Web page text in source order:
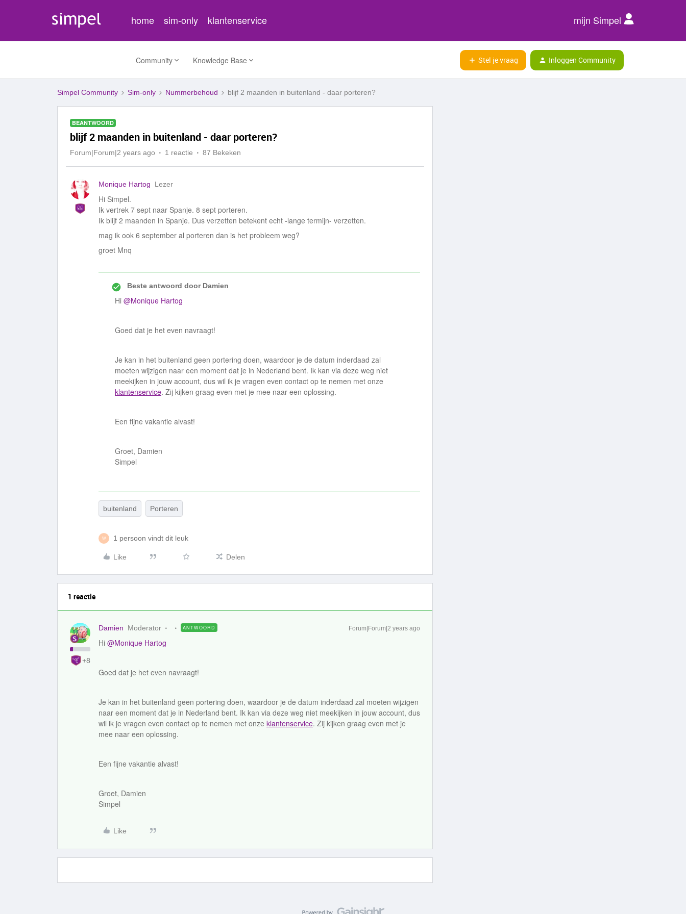
home sim-only klantenservice mijn Simpel
Community Knowledge Base Stel je vraag Inloggen Community
Simpel Community Sim-only Nummerbehoud blijf 2 maanden in buitenland - daar porteren?
BEANTWOORD
blijf 2 maanden in buitenland - daar porteren?
Forum|Forum|2 years ago 1 reactie 87 Bekeken
Monique Hartog Lezer
Hi Simpel.
Ik vertrek 7 sept naar Spanje. 8 sept porteren.
Ik blijf 2 maanden in Spanje. Dus verzetten betekent echt -lange termijn- verzetten.
mag ik ook 6 september al porteren dan is het probleem weg?
groet Mnq
Beste antwoord doorDamien
Hi @Monique Hartog
Goed dat je het even navraagt!
Je kan in het buitenland geen portering doen, waardoor je de datum inderdaad zal
moeten wijzigen naar een moment dat je in Nederland bent. Ik kan via deze weg niet
meekijken in jouw account, dus wil ik je vragen even contact op te nemen met onze
klantenservice. Zij kijken graag even met je mee naar een oplossing.
Een fijne vakantie alvast!
Groet, Damien
Simpel
buitenland Porteren
W 1 persoon vindt dit leuk
Like Delen
1 reactie
+8
Damien Moderator ANTWOORD Forum|Forum|2 years ago
Hi @Monique Hartog
Goed dat je het even navraagt!
Je kan in het buitenland geen portering doen, waardoor je de datum inderdaad zal moeten wijzigen
naar een moment dat je in Nederland bent. Ik kan via deze weg niet meekijken in jouw account, dus
wil ik je vragen even contact op te nemen met onze klantenservice. Zij kijken graag even met je
mee naar een oplossing.
Een fijne vakantie alvast!
Groet, Damien
Simpel
Like